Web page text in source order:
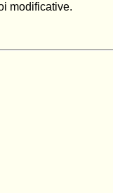
modificative.